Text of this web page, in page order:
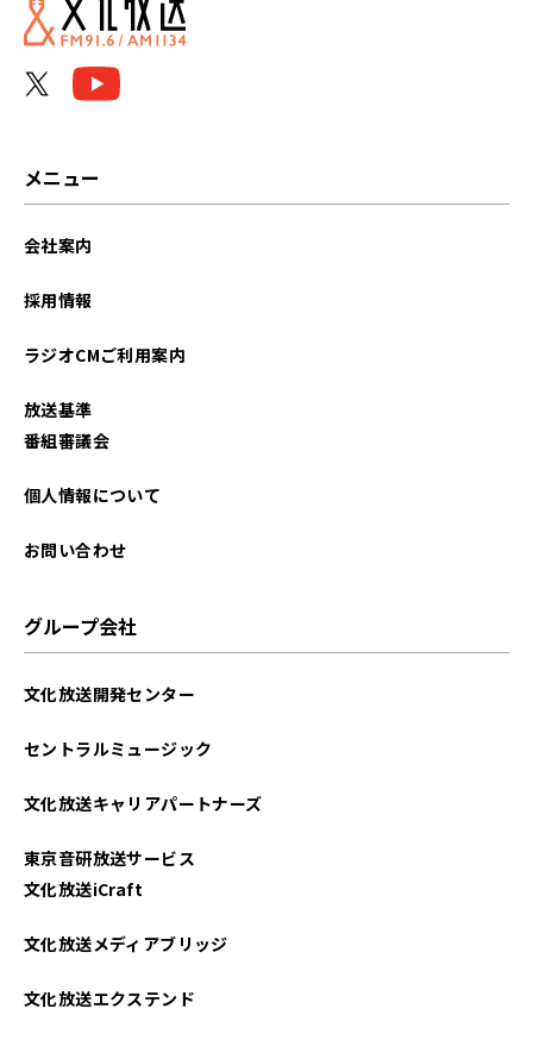
メニュー
会社案内
採用情報
ラジオCMご利用案内
放送基準
番組審議会
個人情報について
お問い合わせ
グループ会社
文化放送開発センター
セントラルミュージック
文化放送キャリアパートナーズ
東京音研放送サービス
文化放送iCraft
文化放送メディアブリッジ
文化放送エクステンド